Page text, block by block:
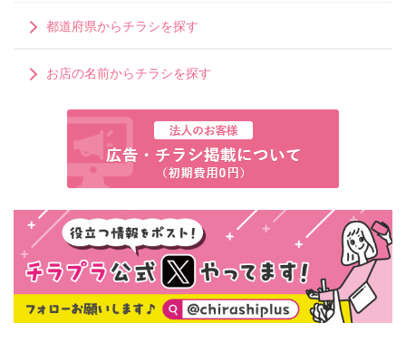
都道府県からチラシを探す
お店の名前からチラシを探す